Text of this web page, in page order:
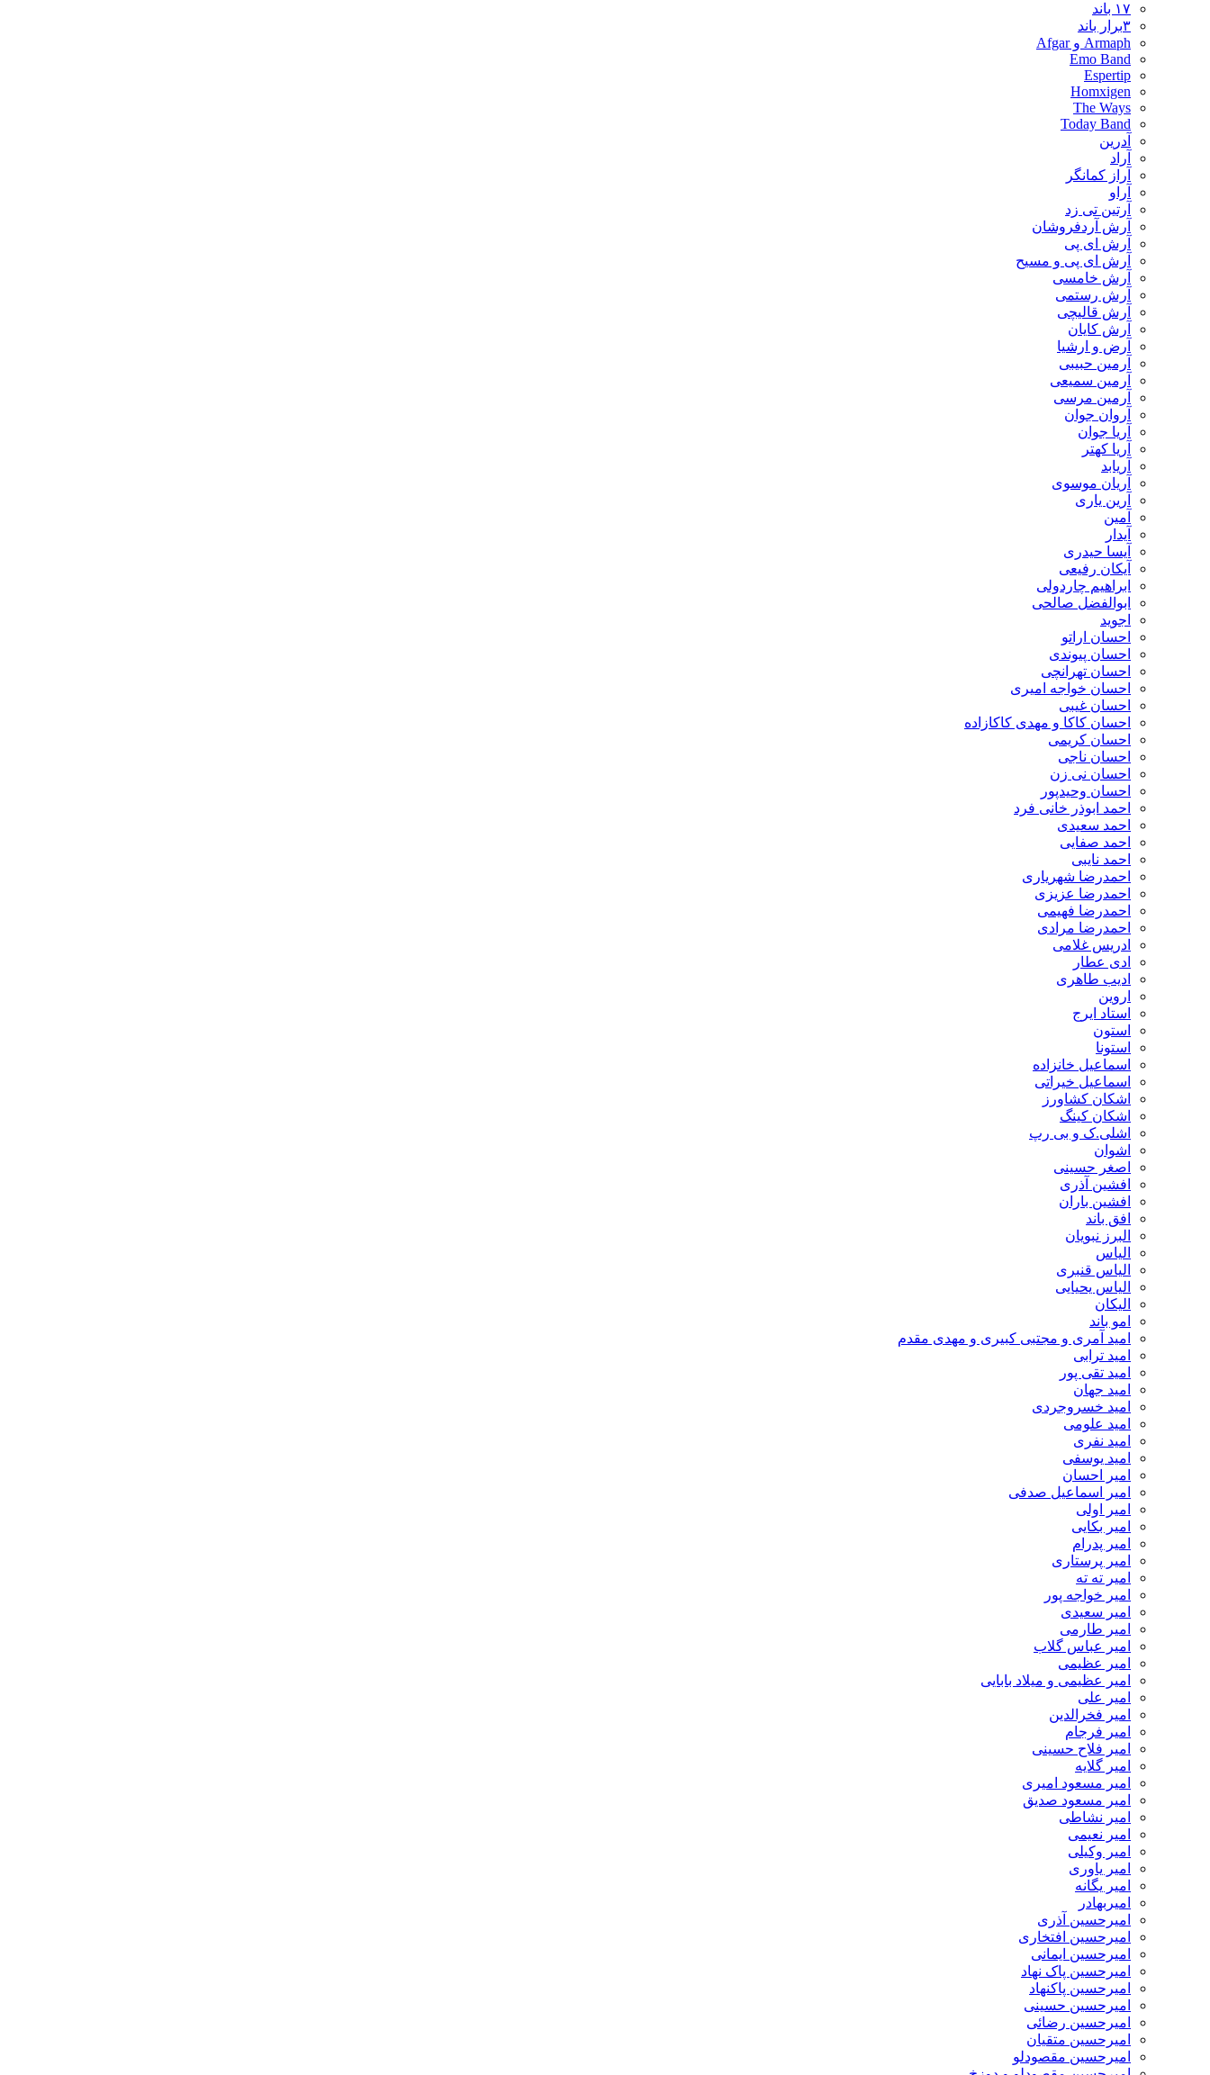
۱۷ باند
۳برار باند
Armaph و Afgar
Emo Band
Espertip
Homxigen
The Ways
Today Band
آدرین
آراد
آراز کمانگر
آراو
آرتین تی زد
آرش آردفروشان
آرش ای پی
آرش ای پی و مسیح
آرش خامسی
آرش رستمی
آرش قالیچی
آرش کایان
​آرض و ارشیا
آرمین حبیبی
آرمین سمیعی
آرمین مرسی
آروان جوان
آریا جوان
آریا کهتر
آریابد
آریان موسوی
آرین یاری
آمین
آیدار
آیسا حیدری
آیکان رفیعی
ابراهیم چاردولی
ابوالفضل صالحی
اجوید
احسان اراتو
احسان پیوندی
احسان تهرانچی
احسان خواجه امیری
احسان غیبی
احسان کاکا و مهدی کاکازاده
احسان کریمی
احسان ناجی
احسان نی زن
احسان وحیدپور
احمد ابوذر خانی فرد
احمد سعیدی
احمد صفایی
احمد نایبی
احمدرضا شهریاری
احمدرضا عزیزی
احمدرضا فهیمی
احمدرضا مرادی
ادریس غلامی
ادی عطار
ادیب طاهری
اروین
استاد ایرج
استون
استونا
اسماعیل خانزاده
اسماعیل خیراتی
اشکان کشاورز
اشکان کینگ
اشلی.ک و بی رپ
اشوان
اصغر حسینی
افشین آذری
افشین باران
افق باند
البرز نبویان
الیاس
الیاس قنبرى
الیاس یحیایی
الیکان
امو باند
امید آمری و مجتبی کبیری و مهدى مقدم
امید ترابی
امید تقی پور
امید جهان
امید خسروجردی
امید علومی
امید نفری
امید یوسفی
امیر احسان
امیر اسماعیل صدفی
امیر اولی
امیر بکایی
امیر پدرام
امیر پرستاری
امیر ته ته
امیر خواجه پور
امیر سعیدی
امیر طارمی
امیر عباس گلاب
امیر عظیمی
امیر عظیمی و میلاد بابایی
امیر علی
امیر فخرالدین
امیر فرجام
امیر فلاح حسینی
امیر گلایه
امیر مسعود امیری
امیر مسعود صدیق
امیر نشاطی
امیر نعیمی
امیر وکیلی
امیر یاوری
امیر یگانه
امیربهادر
امیرحسین آذری
امیرحسین افتخاری
امیرحسین ایمانی
امیرحسین پاک نهاد
امیرحسین پاکنهاد
امیرحسین حسینی
امیرحسین رضائی
امیرحسین متقیان
امیرحسین مقصودلو